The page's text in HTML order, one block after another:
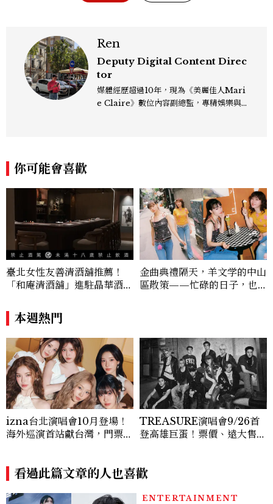
Ren
Deputy Digital Content Direc
tor
媒體經歷超過10年，現為《美麗佳人Mari
e Claire》數位內容副總監，專精娛樂與
你可能會喜歡
臺北女性友善清酒舖推薦！
「和庵清酒舖」進駐晶華酒
180元起輕鬆微醺
金曲典禮隔天，羊文学的中山
區散策——忙碌的日子，也
本週熱門
izna台北演唱會10月登場！
海外巡演首站獻台灣，門票8/
TREASURE演唱會9/26首
登高雄巨蛋！票價、遠大售票
看過此篇文章的人也喜歡
ENTERTAINMENT